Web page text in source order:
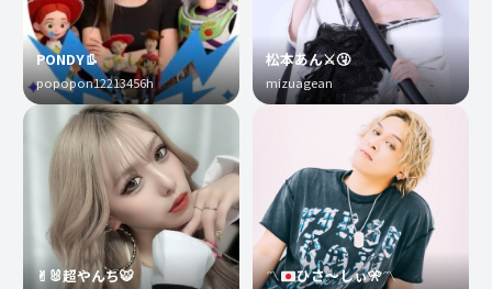
PONDY👢
popopon12213456h
✌︎🐰超やんち🐯
松本あん⚔️🤧
mizuagean
〽️ ひさ〜しぃ🎌〽️